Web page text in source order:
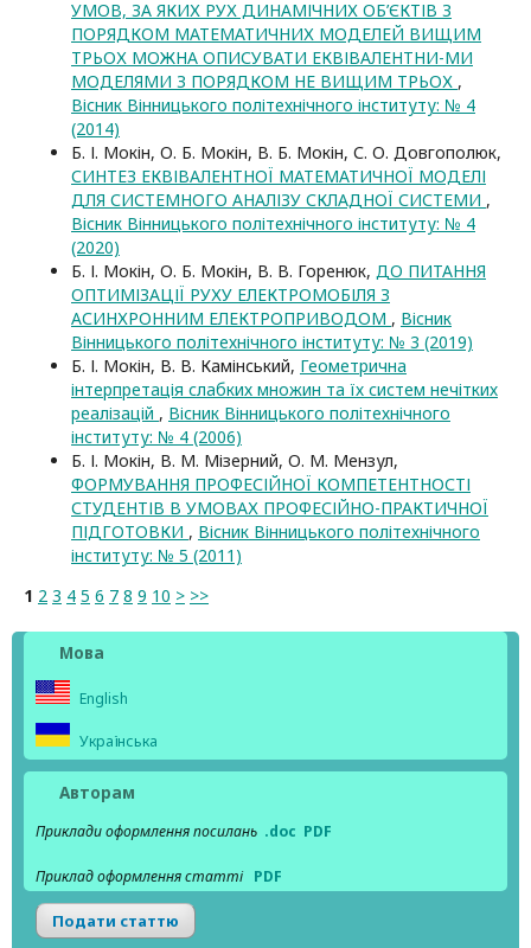
УМОВ, ЗА ЯКИХ РУХ ДИНАМІЧНИХ ОБ’ЄКТІВ З
ПОРЯДКОМ МАТЕМАТИЧНИХ МОДЕЛЕЙ ВИЩИМ
ТРЬОХ МОЖНА ОПИСУВАТИ ЕКВІВАЛЕНТНИ-МИ
МОДЕЛЯМИ З ПОРЯДКОМ НЕ ВИЩИМ ТРЬОХ ,
Вісник Вінницького політехнічного інституту: № 4
(2014)
Б. І. Мокін, О. Б. Мокін, В. Б. Мокін, С. О. Довгополюк,
СИНТЕЗ ЕКВІВАЛЕНТНОЇ МАТЕМАТИЧНОЇ МОДЕЛІ
ДЛЯ СИСТЕМНОГО АНАЛІЗУ СКЛАДНОЇ СИСТЕМИ ,
Вісник Вінницького політехнічного інституту: № 4
(2020)
Б. І. Мокін, О. Б. Мокін, В. В. Горенюк, ДО ПИТАННЯ
ОПТИМІЗАЦІЇ РУХУ ЕЛЕКТРОМОБІЛЯ З
АСИНХРОННИМ ЕЛЕКТРОПРИВОДОМ , Вісник
Вінницького політехнічного інституту: № 3 (2019)
Б. І. Мокін, В. В. Камінський, Геометрична
інтерпретація слабких множин та їх систем нечітких
реалізацій , Вісник Вінницького політехнічного
інституту: № 4 (2006)
Б. І. Мокін, В. М. Мізерний, О. М. Мензул,
ФОРМУВАННЯ ПРОФЕСІЙНОЇ КОМПЕТЕНТНОСТІ
СТУДЕНТІВ В УМОВАХ ПРОФЕСІЙНО-ПРАКТИЧНОЇ
ПІДГОТОВКИ , Вісник Вінницького політехнічного
інституту: № 5 (2011)
1 2 3 4 5 6 7 8 9 10 > >>
Мова
English
Українська
Авторам
Приклади оформлення посилань .doc PDF
Приклад оформлення статті PDF
Подати статтю